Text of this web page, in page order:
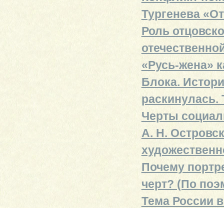
Тургенева
Роль
«Русь-жена»
Блока.
раскинулась.
Черты
А. Н.
Почему
черт? (По
Тема России